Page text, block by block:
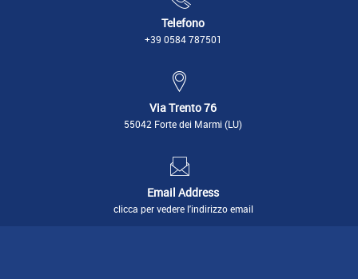
Telefono
+39 0584 787501
Via Trento 76
55042 Forte dei Marmi (LU)
Email Address
clicca per vedere l'indirizzo email